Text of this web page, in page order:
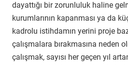
dayattığı bir zorunluluk haline
kurumlarının kapanması ya da
kadrolu istihdamın yerini proje
çalışmalara bırakmasına neden
çalışmak, sayısı her geçen yıl